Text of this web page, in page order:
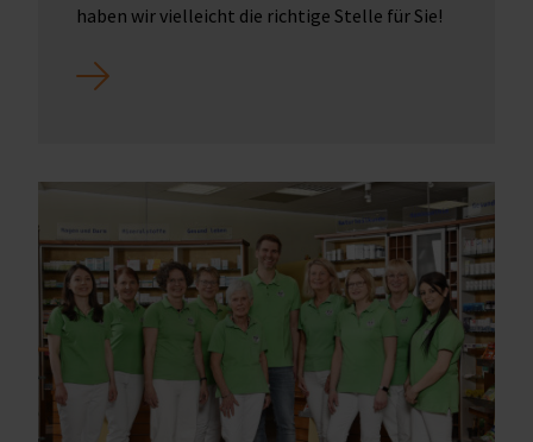
haben wir vielleicht die richtige Stelle für Sie!